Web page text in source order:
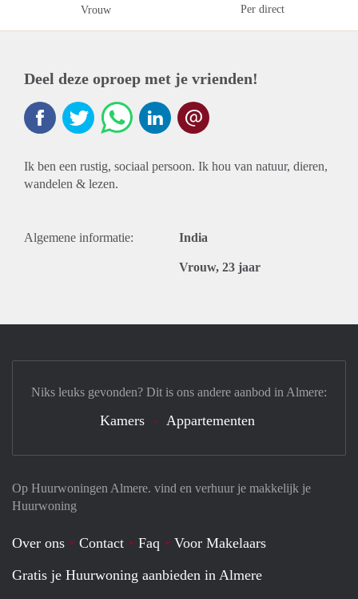
Vrouw Per direct
Deel deze oproep met je vrienden!
Ik ben een rustig, sociaal persoon. Ik hou van natuur, dieren,
wandelen & lezen.
Algemene informatie: India
Vrouw, 23 jaar
Op Huurwoningen Almere. vind en verhuur je makkelijk je
Huurwoning
Over ons Contact Faq
Voor Makelaars
Gratis je Huurwoning aanbieden in Almere
Niks leuks gevonden? Dit is ons andere aanbod in Almere:
Kamers Appartementen